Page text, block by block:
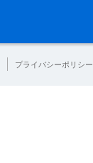
プライバシーポリシー